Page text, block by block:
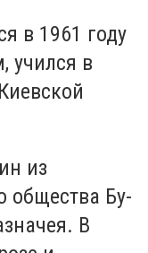
в 1961 году
учился в
из
общества Бу-
В